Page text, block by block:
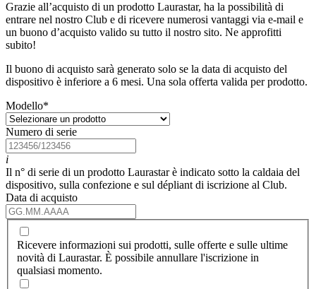
Grazie all’acquisto di un prodotto Laurastar, ha la possibilità di
entrare nel nostro Club e di ricevere numerosi vantaggi via e-mail e
un buono d’acquisto valido su tutto il nostro sito. Ne approfitti
subito!
Il buono di acquisto sarà generato solo se la data di acquisto del
dispositivo è inferiore a 6 mesi. Una sola offerta valida per prodotto.
Modello*
Numero di serie
i
Il n° di serie di un prodotto Laurastar è indicato sotto la caldaia del
dispositivo, sulla confezione e sul dépliant di iscrizione al Club.
Data di acquisto
Ricevere informazioni sui prodotti, sulle offerte e sulle ultime
novità di Laurastar. È possibile annullare l'iscrizione in
qualsiasi momento.